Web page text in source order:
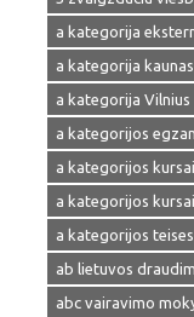
a kategorija
a kategorija kaunas
a kategorija Vilnius
a kategorijos
a kategorijos kursai
a kategorijos
a kategorijos teises
ab lietuvos
abc vairavimo